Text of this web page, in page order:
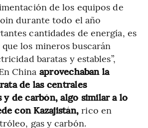
de los equipos de
durante todo el año
cantidades de energía, es
los mineros buscarán
baratas y estables”,
China aprovechaban la
de las centrales
de carbón, algo similar a lo
con Kazajistán,rico en
gas y carbón.